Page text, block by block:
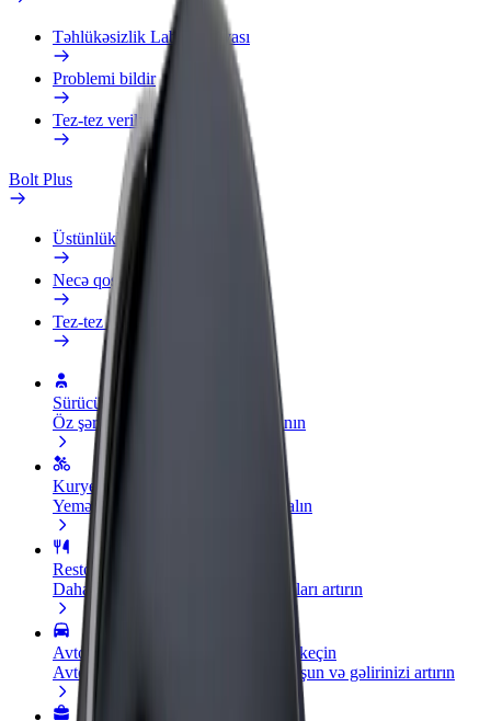
Təhlükəsizlik Laboratoriyası
Problemi bildir
Tez-tez verilən suallar
Bolt Plus
Üstünlüklər
Necə qoşulmalı?
Tez-tez verilən suallar
Sürücü ol
Öz şərtlərinizə uyğun olaraq qazanın
Kuryer kimi qoşul
Yemək çatdırın və həftəlik ödəniş alın
Restoran və ya mağaza əlavə edin
Daha çox müştəri cəlb edin və satışları artırın
Avtopark sahibi kimi qeydiyyatdan keçin
Avtoparkınızı Bolt platformasına qoşun və gəlirinizi artırın